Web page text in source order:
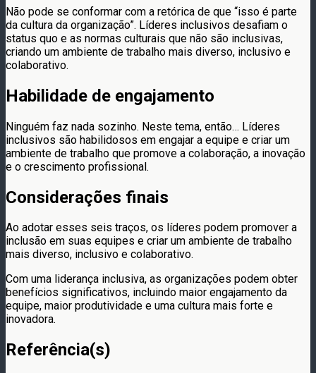
Não pode se conformar com a retórica de que “isso é parte
da cultura da organização”. Líderes inclusivos desafiam o
status quo e as normas culturais que não são inclusivas,
criando um ambiente de trabalho mais diverso, inclusivo e
colaborativo.
Habilidade de engajamento
Ninguém faz nada sozinho. Neste tema, então… Líderes
inclusivos são habilidosos em engajar a equipe e criar um
ambiente de trabalho que promove a colaboração, a inovação
e o crescimento profissional.
Considerações finais
Ao adotar esses seis traços, os líderes podem promover a
inclusão em suas equipes e criar um ambiente de trabalho
mais diverso, inclusivo e colaborativo.
Com uma liderança inclusiva, as organizações podem obter
benefícios significativos, incluindo maior engajamento da
equipe, maior produtividade e uma cultura mais forte e
inovadora.
Referência(s)